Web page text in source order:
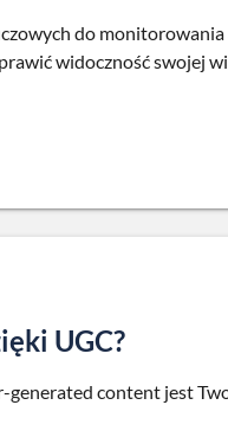
do
widoczność swojej
UGC?
generated content jest